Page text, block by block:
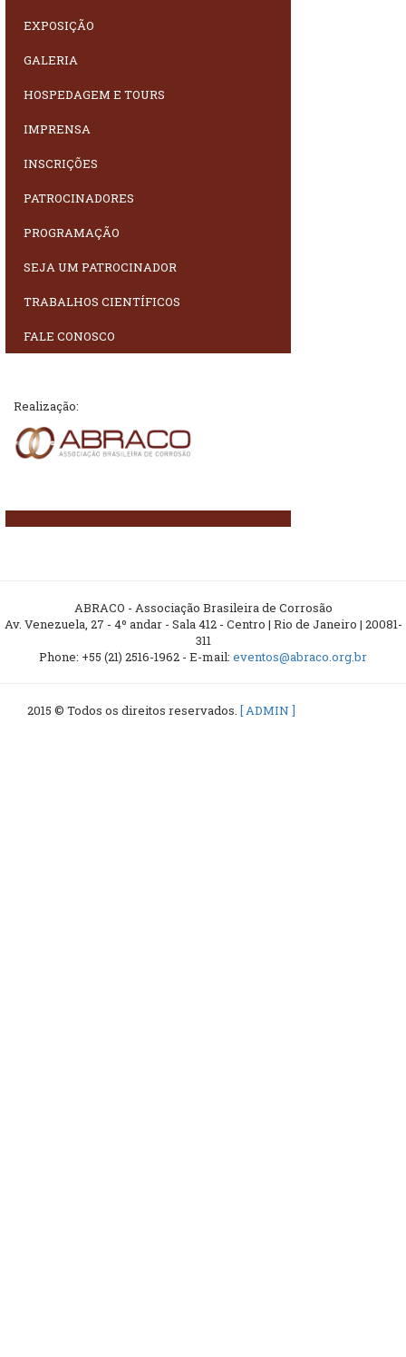
EXPOSIÇÃO
GALERIA
HOSPEDAGEM E TOURS
IMPRENSA
INSCRIÇÕES
PATROCINADORES
PROGRAMAÇÃO
SEJA UM PATROCINADOR
TRABALHOS CIENTÍFICOS
FALE CONOSCO
Realização:
ABRACO - Associação Brasileira de Corrosão
Av. Venezuela, 27 - 4º andar - Sala 412 - Centro | Rio de Janeiro | 20081-
311
Phone: +55 (21) 2516-1962 - E-mail: eventos@abraco.org.br
2015 © Todos os direitos reservados. [ ADMIN ]